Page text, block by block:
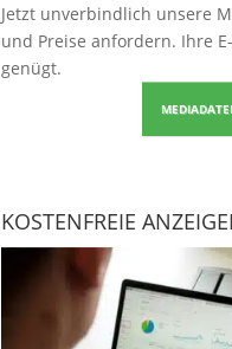
Jetzt unverbindlich unsere
und Preise anfordern. Ihre
genügt.
KOSTENFREIE